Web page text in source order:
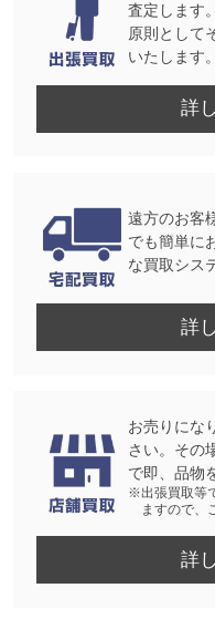
査定します
原則として
いたします。
詳
遠方のお客
でも簡単に
な買取シス
詳
お売りにな
さい。その
で即、品物
※出張買取等
ますので、
詳